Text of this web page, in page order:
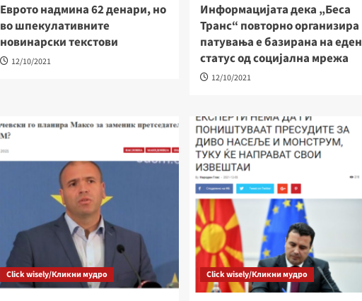
Eврото надмина 62 денари, но
во шпекулативните
новинарски текстови
12/10/2021
Информацијата дека „Беса
Транс“ повторно организира
патувања е базирана на еден
статус од социјална мрежа
12/10/2021
Click wisely/Кликни мудро Click wisely/Кликни мудро